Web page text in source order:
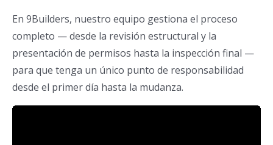
En 9Builders, nuestro equipo gestiona el proceso
completo — desde la revisión estructural y la
presentación de permisos hasta la inspección final —
para que tenga un único punto de responsabilidad
desde el primer día hasta la mudanza.